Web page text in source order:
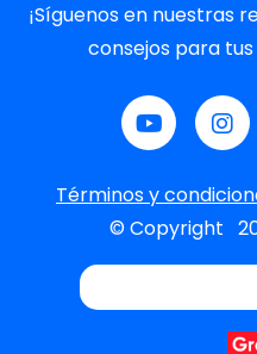
¡Síguenos en nuestras
consejos para
Términos y
© Copyright